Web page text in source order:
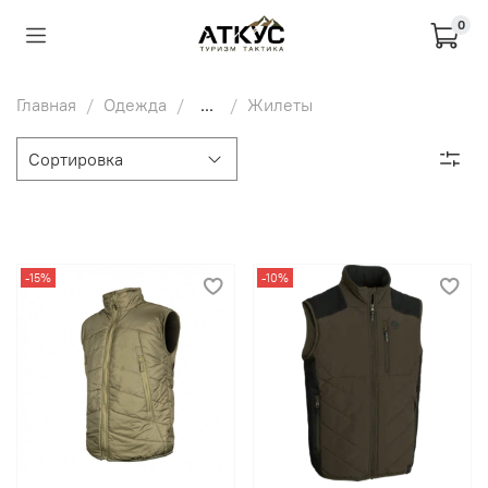
0
Главная Одежда ... Жилеты
-15% -10%